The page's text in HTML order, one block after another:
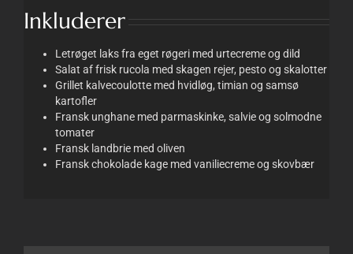
Inkluderer
Letrøget laks fra eget røgeri med urtecreme og dild
Salat af frisk rucola med skagen rejer, pesto og skalotter
Grillet kalvecoulotte med hvidløg, timian og samsø
kartofler
Fransk unghane med parmaskinke, salvie og solmodne
tomater
Fransk landbrie med oliven
Fransk chokolade kage med vaniliecreme og skovbær